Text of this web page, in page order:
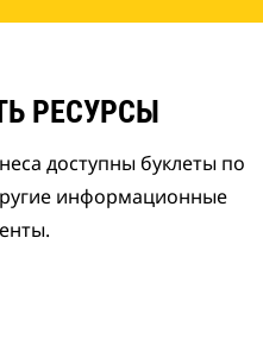
РЕСУРСЫ
доступны буклеты по
информационные